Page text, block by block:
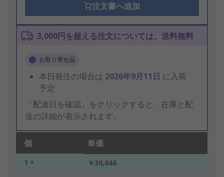
注文書へ追加
3,000円を超える注文については、送料無料
お取り寄せ品
本日発注の場合は 2026年9月11日 に入荷
予定
「配達日を確認」をクリックすると、在庫と配
送の詳細が表示されます。
個 単価
1 + ￥30,646